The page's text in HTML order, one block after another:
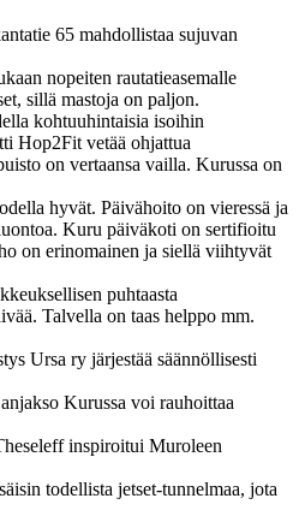
65 mahdollistaa sujuvan
nopeiten rautatieasemalle
sillä mastoja on paljon.
kohtuuhintaisia isoihin
Hop2Fit vetää ohjattua
on vertaansa vailla. Kurussa on
hyvät. Päivähoito on vieressä ja
Kuru päiväkoti on sertifioitu
on erinomainen ja siellä viihtyvät
puhtaasta
Talvella on taas helppo mm.
Ursa ry järjestää säännöllisesti
Kurussa voi rauhoittaa
inspiroitui Muroleen
todellista jetset-tunnelmaa, jota